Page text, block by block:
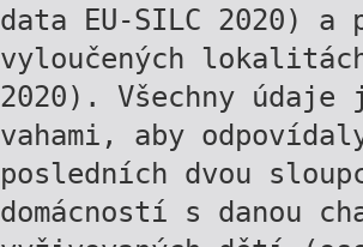
data EU-SILC 2020)
vyloučených
2020). Všechny údaje
vahami, aby
posledních dvou
domácností s danou